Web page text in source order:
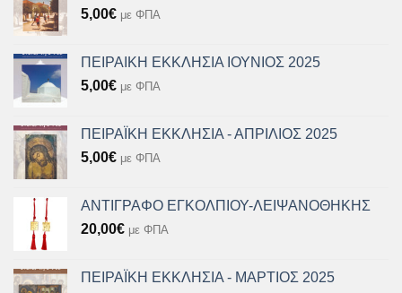
5,00€ με ΦΠΑ
ΠΕΙΡΑΙΚΗ ΕΚΚΛΗΣΙΑ ΙΟΥΝΙΟΣ 2025
5,00€ με ΦΠΑ
ΠΕΙΡΑΪΚΗ ΕΚΚΛΗΣΙΑ - ΑΠΡΙΛΙΟΣ 2025
5,00€ με ΦΠΑ
ΑΝΤΙΓΡΑΦΟ ΕΓΚΟΛΠΙΟΥ-ΛΕΙΨΑΝΟΘΗΚΗΣ
20,00€ με ΦΠΑ
ΠΕΙΡΑΪΚΗ ΕΚΚΛΗΣΙΑ - ΜΑΡΤΙΟΣ 2025